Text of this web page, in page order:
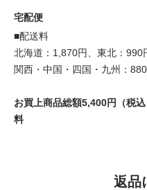
宅配便
■配送料
北海道：1,870円、東北：990
関西・中国・四国・九州：
お買上商品総額5,400円（税
料
返品